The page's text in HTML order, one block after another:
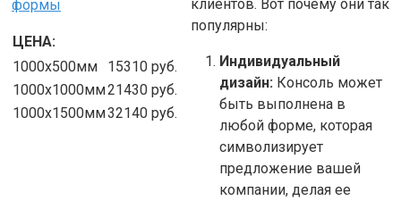
ЦЕНА:
1000х500мм
15310 руб.
1000х1000мм21430 руб.
1000х1500мм32140 руб.
клиентов. Вот почему они так
популярны:
Индивидуальный
дизайн: Консоль может
быть выполнена в
любой форме, которая
символизирует
предложение вашей
компании, делая ее